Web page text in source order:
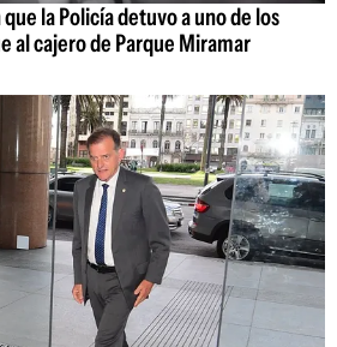
la Policía detuvo a uno de los
al cajero de Parque Miramar